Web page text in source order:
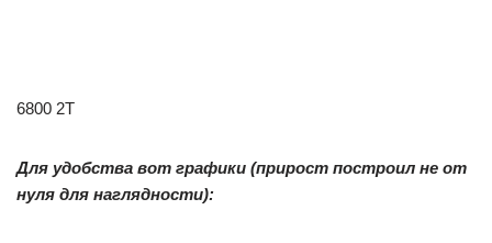
6800 2T
Для удобства вот графики (прирост построил не от
нуля для наглядности):